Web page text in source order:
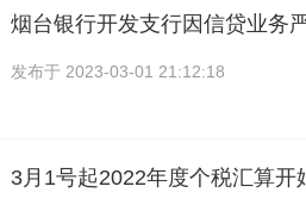
烟台银行开发支行因信贷业务
发布于 2023-03-01 21:12:18
3月1号起2022年度个税汇算开